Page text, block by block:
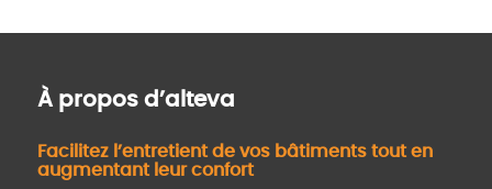
À propos d’alteva
Facilitez l’entretient de vos bâtiments tout en
augmentant leur confort